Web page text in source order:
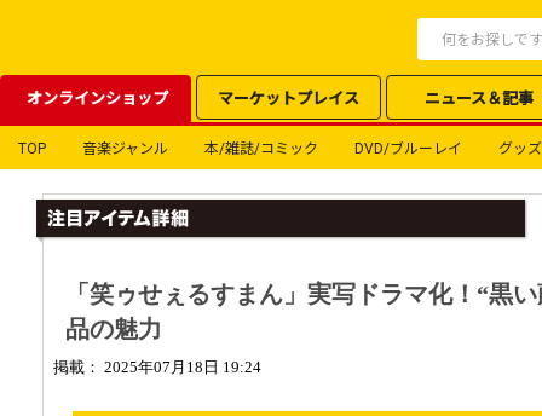
オンラインショップ マーケットプレイス ニュース＆記事
TOP 音楽ジャンル 本/雑誌/コミック DVD/ブルーレイ グッズ
「笑ゥせぇるすまん」実写ドラマ化！“黒
品の魅力
掲載： 2025年07月18日 19:24